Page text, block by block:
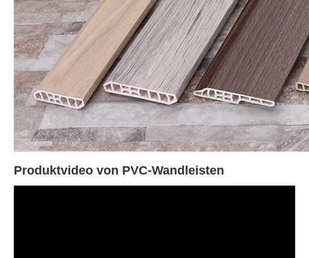
Produktvideo von PVC-Wandleisten